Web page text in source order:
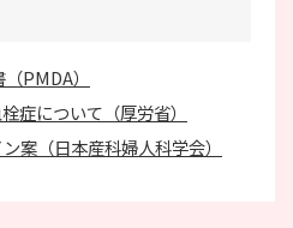
PMDA）
症について（厚労省）
案（日本産科婦人科学会）